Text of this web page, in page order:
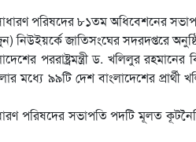
পরিষদের ৮১তম অধিবেশনের
নিউইয়র্কে জাতিসংঘের সদরদপ্তরে অনুষ্ঠিত
পররাষ্ট্রমন্ত্রী ড. খলিলুর
মধ্যে ৯৯টি দেশ বাংলাদেশের প্রার্থী
পরিষদের সভাপতি পদটি মূলত